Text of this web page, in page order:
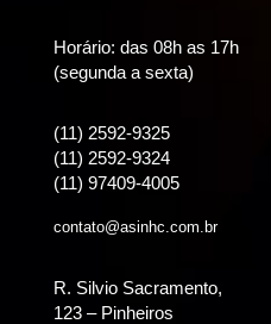
Horário: das 08h as 17h
(segunda a sexta)
(11) 2592-9325
(11) 2592-9324
(11) 97409-4005
contato@asinhc.com.br
R. Silvio Sacramento,
123 – Pinheiros